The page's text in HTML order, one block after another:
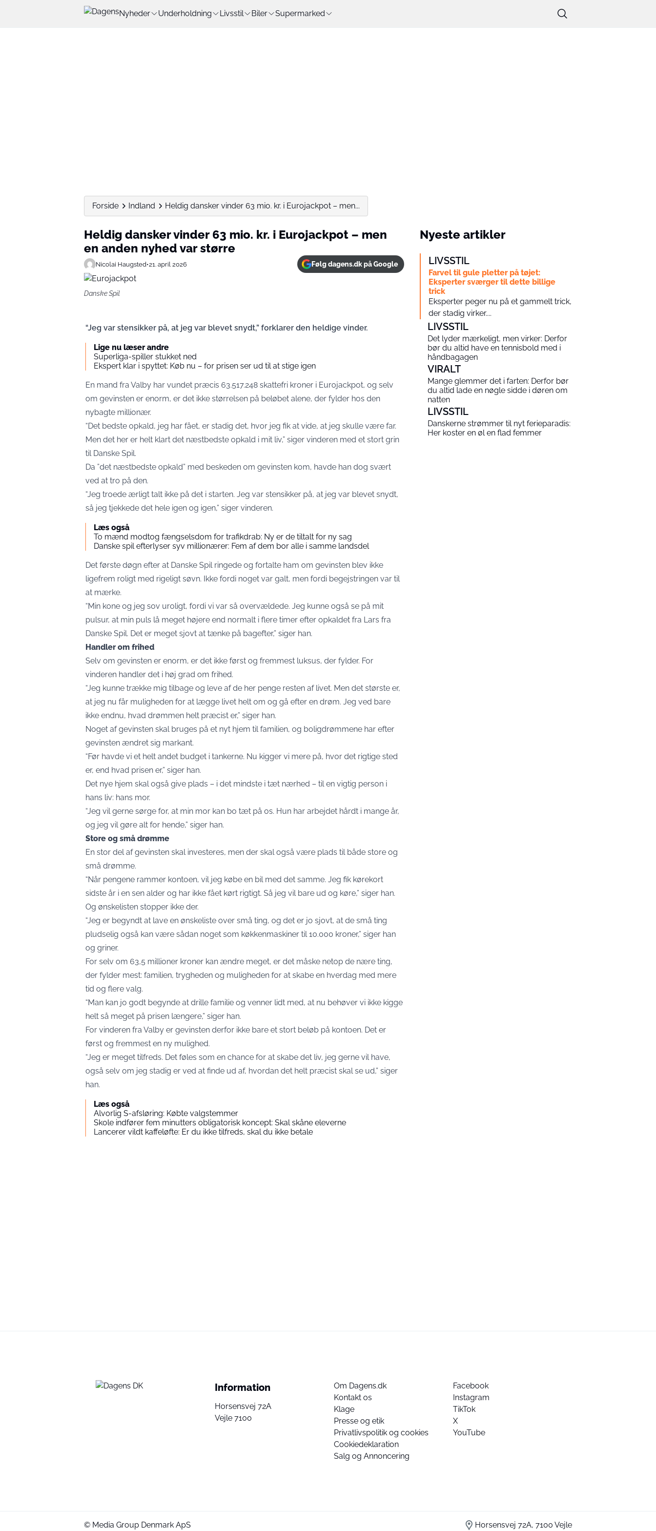
Nyheder Underholdning Livsstil Biler Supermarked
Forside Indland Heldig dansker vinder 63 mio. kr. i Eurojackpot – men...
Heldig dansker vinder 63 mio. kr. i Eurojackpot – men
en anden nyhed var større
Nicolai Haugsted•21. april 2026 Følg dagens.dk på Google
Danske Spil
“Jeg var stensikker på, at jeg var blevet snydt,” forklarer den heldige vinder.
Lige nu læser andre
Superliga-spiller stukket ned
Ekspert klar i spyttet: Køb nu – for prisen ser ud til at stige igen
En mand fra Valby har vundet præcis 63.517.248 skattefri kroner i Eurojackpot, og selv
om gevinsten er enorm, er det ikke størrelsen på beløbet alene, der fylder hos den
nybagte millionær.
“Det bedste opkald, jeg har fået, er stadig det, hvor jeg fik at vide, at jeg skulle være far.
Men det her er helt klart det næstbedste opkald i mit liv,” siger vinderen med et stort grin
til Danske Spil.
Da ”det næstbedste opkald” med beskeden om gevinsten kom, havde han dog svært
ved at tro på den.
“Jeg troede ærligt talt ikke på det i starten. Jeg var stensikker på, at jeg var blevet snydt,
så jeg tjekkede det hele igen og igen,” siger vinderen.
Læs også
To mænd modtog fængselsdom for trafikdrab: Ny er de tiltalt for ny sag
Danske spil efterlyser syv millionærer: Fem af dem bor alle i samme landsdel
Det første døgn efter at Danske Spil ringede og fortalte ham om gevinsten blev ikke
ligefrem roligt med rigeligt søvn. Ikke fordi noget var galt, men fordi begejstringen var til
at mærke.
“Min kone og jeg sov uroligt, fordi vi var så overvældede. Jeg kunne også se på mit
pulsur, at min puls lå meget højere end normalt i flere timer efter opkaldet fra Lars fra
Danske Spil. Det er meget sjovt at tænke på bagefter,” siger han.
Handler om frihed
Selv om gevinsten er enorm, er det ikke først og fremmest luksus, der fylder. For
vinderen handler det i høj grad om frihed.
“Jeg kunne trække mig tilbage og leve af de her penge resten af livet. Men det største er,
at jeg nu får muligheden for at lægge livet helt om og gå efter en drøm. Jeg ved bare
ikke endnu, hvad drømmen helt præcist er,” siger han.
Noget af gevinsten skal bruges på et nyt hjem til familien, og boligdrømmene har efter
gevinsten ændret sig markant.
“Før havde vi et helt andet budget i tankerne. Nu kigger vi mere på, hvor det rigtige sted
er, end hvad prisen er,” siger han.
Det nye hjem skal også give plads – i det mindste i tæt nærhed – til en vigtig person i
hans liv: hans mor.
“Jeg vil gerne sørge for, at min mor kan bo tæt på os. Hun har arbejdet hårdt i mange år,
og jeg vil gøre alt for hende,” siger han.
Store og små drømme
En stor del af gevinsten skal investeres, men der skal også være plads til både store og
små drømme.
“Når pengene rammer kontoen, vil jeg købe en bil med det samme. Jeg fik kørekort
sidste år i en sen alder og har ikke fået kørt rigtigt. Så jeg vil bare ud og køre,” siger han.
Og ønskelisten stopper ikke der.
“Jeg er begyndt at lave en ønskeliste over små ting, og det er jo sjovt, at de små ting
pludselig også kan være sådan noget som køkkenmaskiner til 10.000 kroner,” siger han
og griner.
For selv om 63,5 millioner kroner kan ændre meget, er det måske netop de nære ting,
der fylder mest: familien, trygheden og muligheden for at skabe en hverdag med mere
tid og flere valg.
“Man kan jo godt begynde at drille familie og venner lidt med, at nu behøver vi ikke kigge
helt så meget på prisen længere,” siger han.
For vinderen fra Valby er gevinsten derfor ikke bare et stort beløb på kontoen. Det er
først og fremmest en ny mulighed.
“Jeg er meget tilfreds. Det føles som en chance for at skabe det liv, jeg gerne vil have,
også selv om jeg stadig er ved at finde ud af, hvordan det helt præcist skal se ud,” siger
han.
Læs også
Alvorlig S-afsløring: Købte valgstemmer
Skole indfører fem minutters obligatorisk koncept: Skal skåne eleverne
Lancerer vildt kaffeløfte: Er du ikke tilfreds, skal du ikke betale
Nyeste artikler
LIVSSTIL
Farvel til gule pletter på tøjet:
Eksperter sværger til dette billige
trick
Eksperter peger nu på et gammelt trick,
der stadig virker....
LIVSSTIL
Det lyder mærkeligt, men virker: Derfor
bør du altid have en tennisbold med i
håndbagagen
VIRALT
Mange glemmer det i farten: Derfor bør
du altid lade en nøgle sidde i døren om
natten
LIVSSTIL
Danskerne strømmer til nyt ferieparadis:
Her koster en øl en flad femmer
Information
Horsensvej 72A
Vejle 7100
Om Dagens.dk
Kontakt os
Klage
Presse og etik
Privatlivspolitik og cookies
Cookiedeklaration
Salg og Annoncering
Facebook
Instagram
TikTok
X
YouTube
© Media Group Denmark ApS Horsensvej 72A, 7100 Vejle